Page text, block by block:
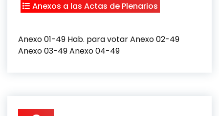
Anexos a las Actas de Plenarios
Anexo 01-49 Hab. para votar Anexo 02-49
Anexo 03-49 Anexo 04-49